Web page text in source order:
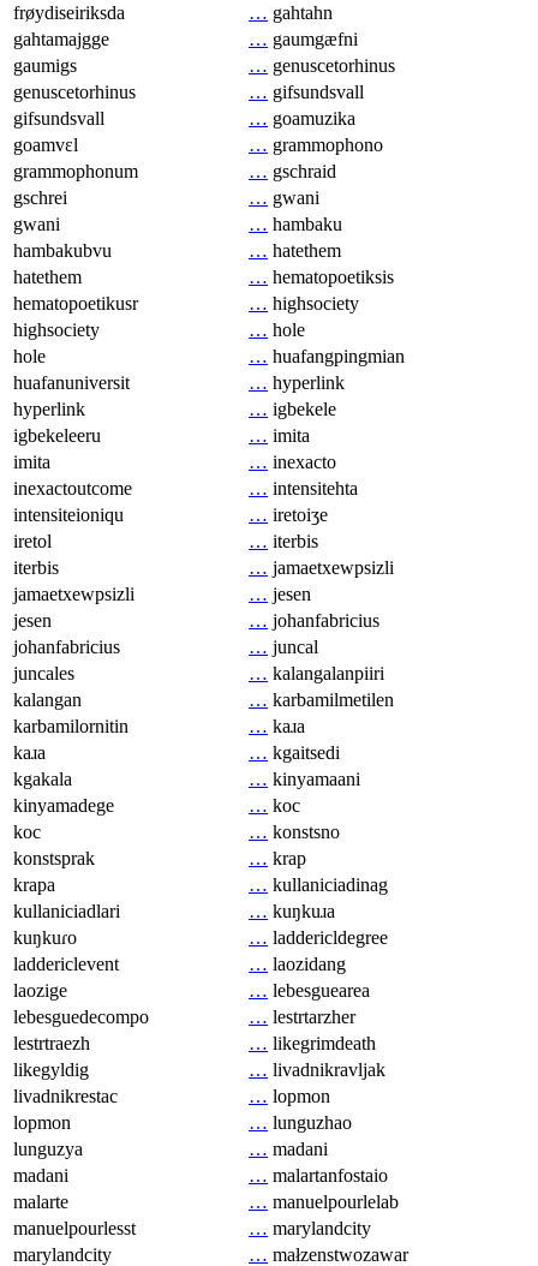
frøydiseiriksda
… gahtahn
gahtamajgge
… gaumgæfni
gaumigs
… genuscetorhinus
genuscetorhinus
… gifsundsvall
gifsundsvall
… goamuzika
goamvɛl
… grammophono
grammophonum
… gschraid
gschrei
… gwani
gwani
… hambaku
hambakubvu
… hatethem
hatethem
… hematopoetiksis
hematopoetikusr
… highsociety
highsociety
… hole
hole
… huafangpingmian
huafanuniversit
… hyperlink
hyperlink
… igbekele
igbekeleeru
… imita
imita
… inexacto
inexactoutcome
… intensitehta
intensiteioniqu
… iretoiʒe
iretol
… iterbis
iterbis
… jamaetxewpsizli
jamaetxewpsizli
… jesen
jesen
… johanfabricius
johanfabricius
… juncal
juncales
… kalangalanpiiri
kalangan
… karbamilmetilen
karbamilornitin
… kaɹa
kaɹa
… kgaitsedi
kgakala
… kinyamaani
kinyamadege
… koc
koc
… konstsno
konstsprak
… krap
krapa
… kullaniciadinag
kullaniciadlari
… kuŋkuɹa
kuŋkuɾo
… laddericldegree
laddericlevent
… laozidang
laozige
… lebesguearea
lebesguedecompo
… lestrtarzher
lestrtraezh
… likegrimdeath
likegyldig
… livadnikravljak
livadnikrestac
… lopmon
lopmon
… lunguzhao
lunguzya
… madani
madani
… malartanfostaio
malarte
… manuelpourlelab
manuelpourlesst
… marylandcity
marylandcity
… małzenstwozawar